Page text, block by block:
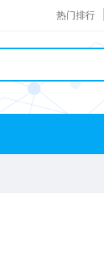
热门排行